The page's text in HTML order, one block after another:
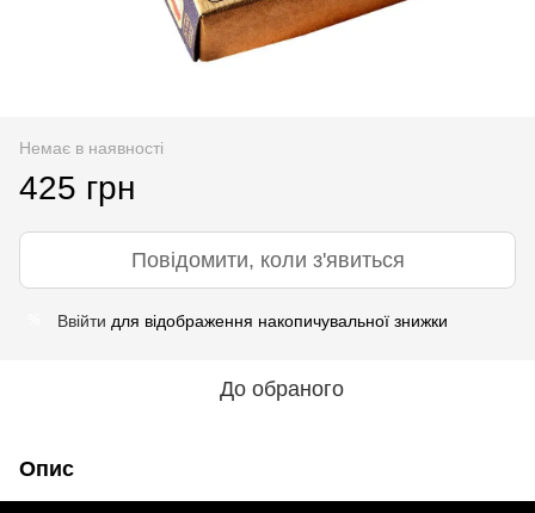
Немає в наявності
425 грн
Повідомити, коли з'явиться
Ввійти для відображення накопичувальної знижки
До обраного
Опис